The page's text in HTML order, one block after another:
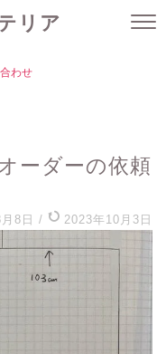
リア
わせ
ーダーの依頼
8日 / 2023年10月3日